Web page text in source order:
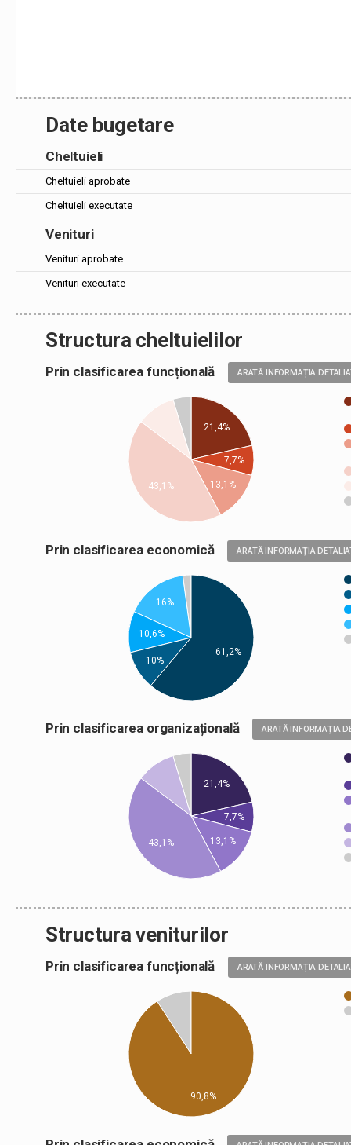
Date bugetare
Cheltuieli
Cheltuieli aprobate
Cheltuieli executate
Venituri
Venituri aprobate
Venituri executate
Structura cheltuielilor
Prin clasificarea funcțională ARATĂ INFORMAȚIA
21,4%
7,7%
13,1%
43,1%
Prin clasificarea economică ARATĂ INFORMAȚIA
16%
10,6%
10%
61,2%
Prin clasificarea organizațională ARATĂ INFORMAȚIA
21,4%
7,7%
13,1%
43,1%
Structura veniturilor
Prin clasificarea funcțională ARATĂ INFORMAȚIA
90,8%